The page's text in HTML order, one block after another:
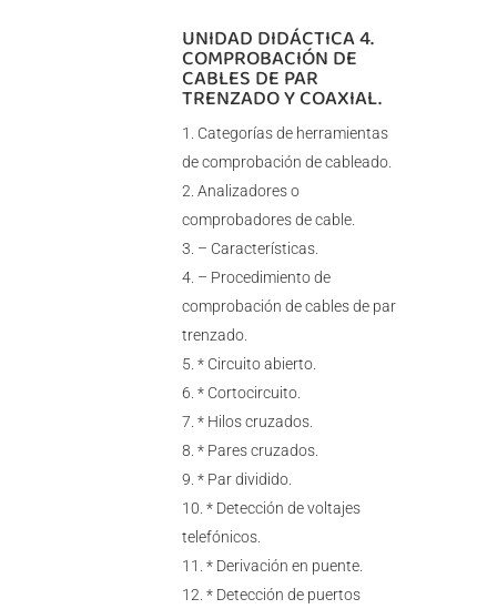
UNIDAD DIDÁCTICA 4.
COMPROBACIÓN DE
CABLES DE PAR
TRENZADO Y COAXIAL.
Categorías de herramientas
de comprobación de cableado.
Analizadores o
comprobadores de cable.
– Características.
– Procedimiento de
comprobación de cables de par
trenzado.
* Circuito abierto.
* Cortocircuito.
* Hilos cruzados.
* Pares cruzados.
* Par dividido.
* Detección de voltajes
telefónicos.
* Derivación en puente.
* Detección de puertos